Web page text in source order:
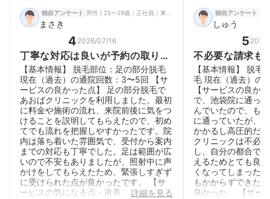
独自アンケート
まさき
4 2026/07/16
丁寧な対応は良いが予約の取りに
くさもある
【基本情報】 脱毛部位：足の部分脱毛
現在（過去）の通院回数：3〜5回 【サ
ービスの良かった点】 足の部分脱毛で
あおばクリニックを利用しました。最初
に料金や施術の流れ、来院前後に気をつ
けることを説明してもらえたので、初め
てでも流れを把握しやすかったです。院
内は落ち着いた雰囲気で、受付から案内
までの対応も丁寧でした。足は範囲が広
いので不安もありましたが、照射中に声
かけをしてもらえたため、緊張しすぎず
に受けられた点が良かったです。 【サ
ービスの気になる点・改善してほしい
詳細を見る
独自アンケート
しゅう
5
不必要な請求も
やすいが予約が
【基本情報】 脱毛
毛 現在（過去）の
【サービスの良か
で、池袋院に通っ
んでいたので、も
に通っていたが、
かかるし高圧的だ
クリニックは不必
し、自分の都合で
えるためとても良
くなってしまった
もかからずできた
良かった。 【サー